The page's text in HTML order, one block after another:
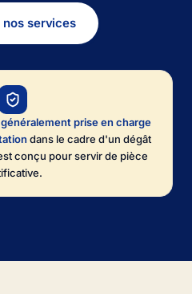
nos services
généralement prise en charge
dans le cadre d'un dégât
conçu pour servir de pièce